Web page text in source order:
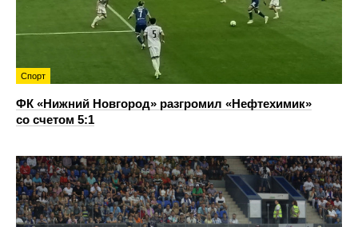
Спорт
ФК «Нижний Новгород» разгромил «Нефтехимик»
со счетом 5:1